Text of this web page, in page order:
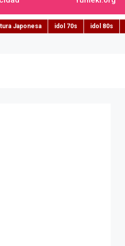
Japonesa idol 70s idol 80s